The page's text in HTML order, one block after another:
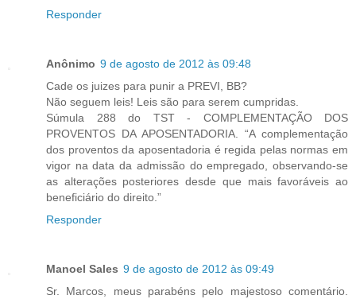
Responder
Anônimo 9 de agosto de 2012 às 09:48
Cade os juizes para punir a PREVI, BB?
Não seguem leis! Leis são para serem cumpridas.
Súmula 288 do TST - COMPLEMENTAÇÃO DOS
PROVENTOS DA APOSENTADORIA. “A complementação
dos proventos da aposentadoria é regida pelas normas em
vigor na data da admissão do empregado, observando-se
as alterações posteriores desde que mais favoráveis ao
beneficiário do direito.”
Responder
Manoel Sales 9 de agosto de 2012 às 09:49
Sr. Marcos, meus parabéns pelo majestoso comentário.